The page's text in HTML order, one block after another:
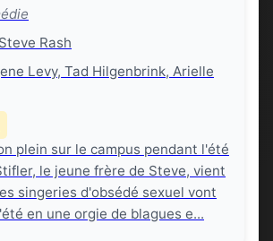
Steve Rash
Levy, Tad Hilgenbrink, Arielle
plein sur le campus pendant l'été
le jeune frère de Steve, vient
singeries d'obsédé sexuel vont
en une orgie de blagues e...